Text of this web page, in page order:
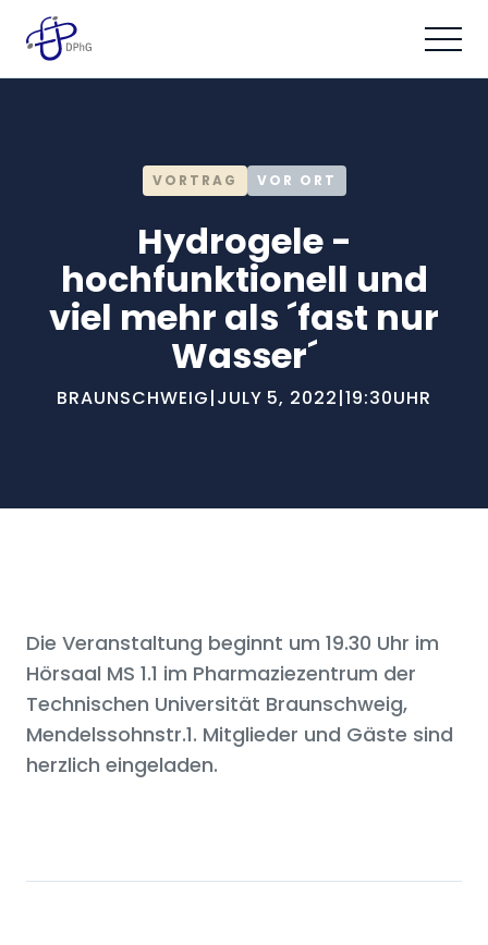
VORTRAG VOR ORT
Hydrogele -
hochfunktionell und
viel mehr als ´fast nur
Wasser´
BRAUNSCHWEIG|JULY 5, 2022|19:30UHR
Die Veranstaltung beginnt um 19.30 Uhr im
Hörsaal MS 1.1 im Pharmaziezentrum der
Technischen Universität Braunschweig,
Mendelssohnstr.1. Mitglieder und Gäste sind
herzlich eingeladen.